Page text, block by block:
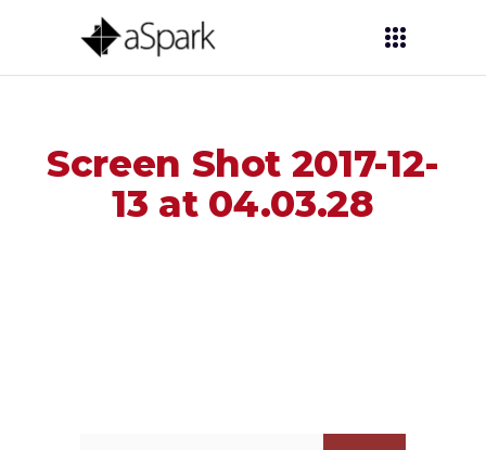
Screen Shot 2017-12-
13 at 04.03.28